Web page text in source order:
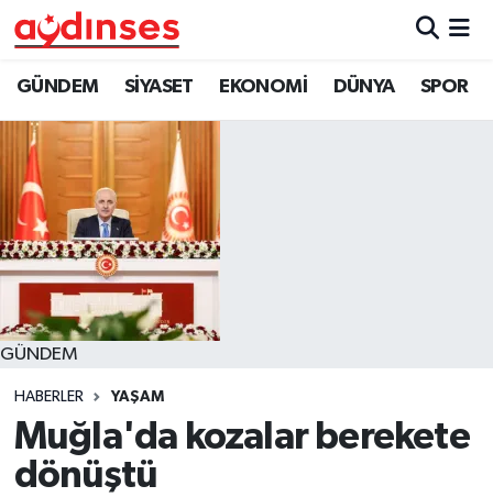
GÜNDEM SİYASET EKONOMİ DÜNYA SPOR
GÜNDEM
HABERLER YAŞAM
Muğla'da kozalar berekete
dönüştü
GÜNDEM
SİYASET
EKONOMİ
DÜNYA
SPOR
MAGAZİN
YAŞAM
Nöbetçi Eczaneler
Hava Durumu
Aydin Namaz Vakitleri
Trafik Durumu
Süper Lig Puan Durumu ve Fikstür
Tüm Manşetler
Son Dakika Haberleri
Haber Arşivi